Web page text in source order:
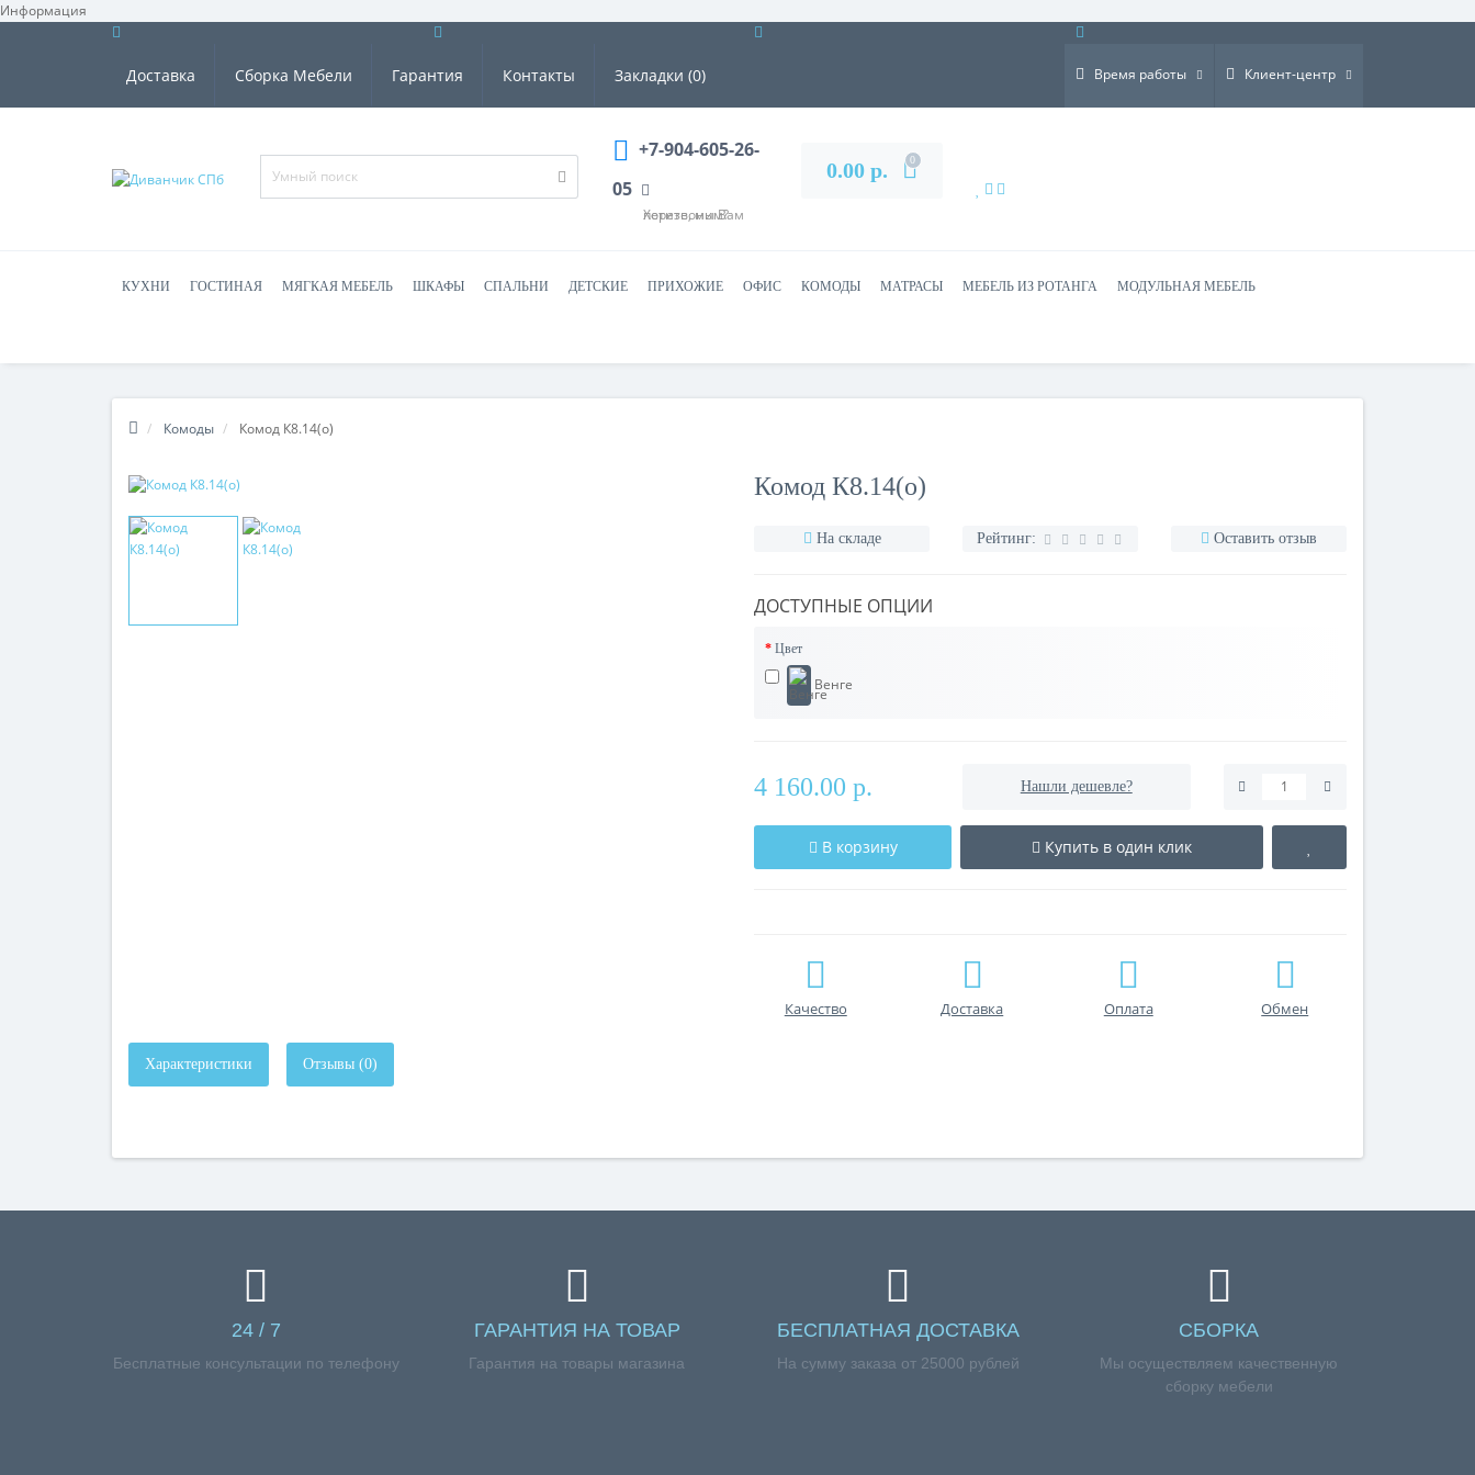
Информация ×
Доставка Сборка Мебели Гарантия Контакты Закладки (0) Время работы Клиент-центр
+7-904-605-26-
05
Хотите, мы Вам перезвоним?
0.00 р. 0
КУХНИ ГОСТИНАЯ МЯГКАЯ МЕБЕЛЬ ШКАФЫ СПАЛЬНИ ДЕТСКИЕ ПРИХОЖИЕ ОФИС КОМОДЫ МАТРАСЫ МЕБЕЛЬ ИЗ РОТАНГА МОДУЛЬНАЯ МЕБЕЛЬ
Комоды Комод К8.14(о)
Комод К8.14(о)
На складе Рейтинг: Оставить отзыв
ДОСТУПНЫЕ ОПЦИИ
Цвет
Венге
4 160.00 р. Нашли дешевле?
В корзину Купить в один клик
Качество Доставка Оплата Обмен
Характеристики Отзывы (0)
24 / 7
Бесплатные консультации по телефону
ГАРАНТИЯ НА ТОВАР
Гарантия на товары магазина
БЕСПЛАТНАЯ ДОСТАВКА
На сумму заказа от 25000 рублей
СБОРКА
Мы осуществляем качественную
сборку мебели